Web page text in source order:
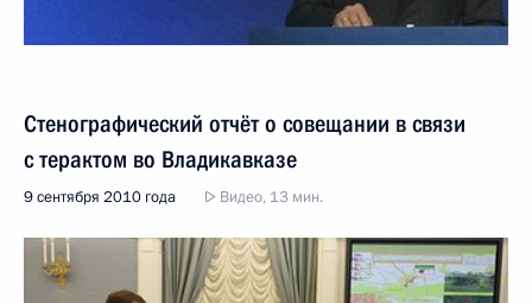
Стенографический отчёт о совещании в связи
с терактом во Владикавказе
9 сентября 2010 года Видео, 13 мин.